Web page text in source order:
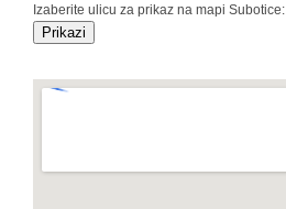
Izaberite ulicu za prikaz na mapi Subotice: